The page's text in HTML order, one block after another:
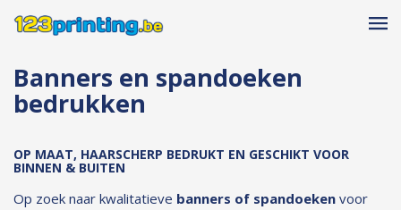
Banners en spandoeken
bedrukken
OP MAAT, HAARSCHERP BEDRUKT EN GESCHIKT VOOR
BINNEN & BUITEN
Op zoek naar kwalitatieve banners of spandoeken voor